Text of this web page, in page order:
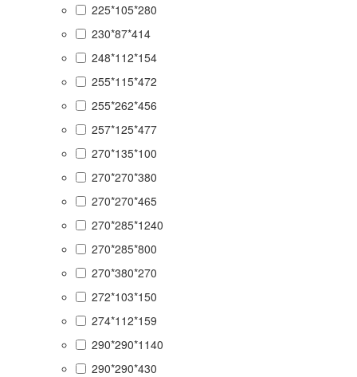
225*105*280
230*87*414
248*112*154
255*115*472
255*262*456
257*125*477
270*135*100
270*270*380
270*270*465
270*285*1240
270*285*800
270*380*270
272*103*150
274*112*159
290*290*1140
290*290*430